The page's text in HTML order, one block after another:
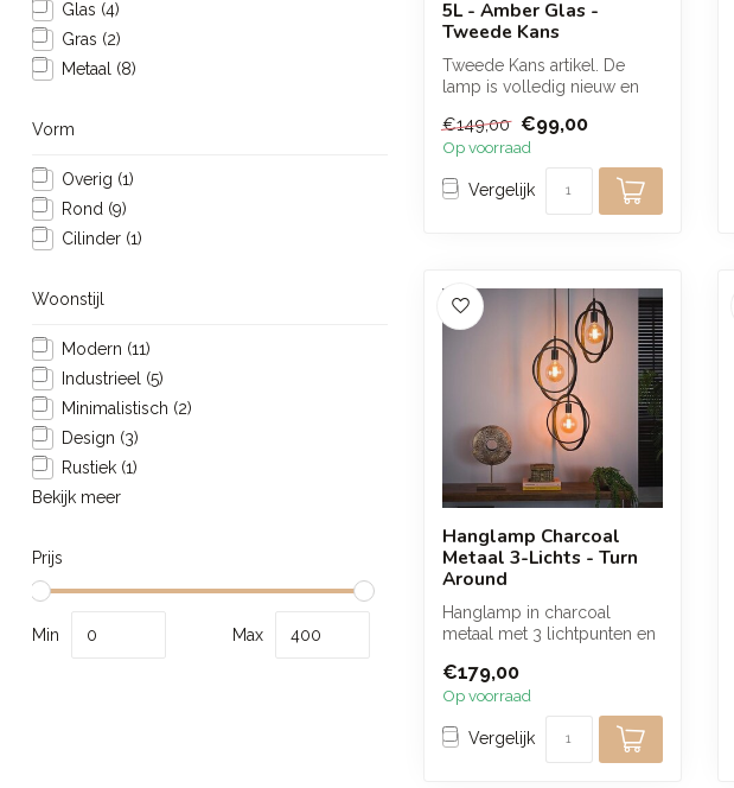
Glas (4)
Gras (2)
Metaal (8)
Vorm
Overig (1)
Rond (9)
Cilinder (1)
Woonstijl
Modern (11)
Industrieel (5)
Minimalistisch (2)
Design (3)
Rustiek (1)
Bekijk meer
Prijs
Min Max
5L - Amber Glas -
Tweede Kans
Tweede Kans artikel. De
lamp is volledig nieuw en
verpak...
€149,00 €99,00
Op voorraad
Vergelijk
Hanglamp Charcoal
Metaal 3-Lichts - Turn
Around
Hanglamp in charcoal
metaal met 3 lichtpunten en
een w...
€179,00
Op voorraad
Vergelijk